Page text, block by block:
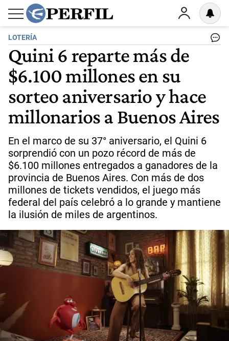
LOTERÍA
Quini 6 reparte más de
$6.100 millones en su
sorteo aniversario y hace
millonarios a Buenos Aires
En el marco de su 37° aniversario, el Quini 6
sorprendió con un pozo récord de más de
$6.100 millones entregados a ganadores de la
provincia de Buenos Aires. Con más de dos
millones de tickets vendidos, el juego más
federal del país celebró a lo grande y mantiene
la ilusión de miles de argentinos.